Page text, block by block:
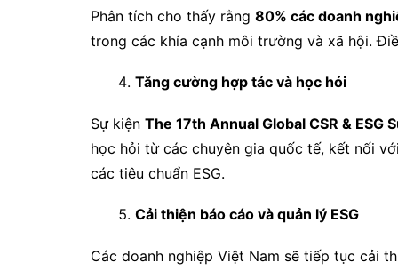
Phân tích cho thấy rằng 80% các doanh
trong các khía cạnh môi trường và xã hội.
Tăng cường hợp tác và học hỏi
Sự kiện The 17th Annual Global CSR & ESG
học hỏi từ các chuyên gia quốc tế, kết nối
các tiêu chuẩn ESG.
Cải thiện báo cáo và quản lý ESG
Các doanh nghiệp Việt Nam sẽ tiếp tục cải